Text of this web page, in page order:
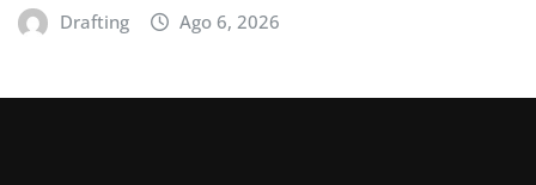
Drafting Ago 6, 2026